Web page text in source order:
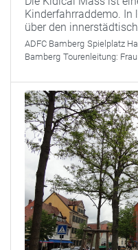
Kinderfahrraddemo. In
über den
ADFC Bamberg Spielplatz
Bamberg Tourenleitung: